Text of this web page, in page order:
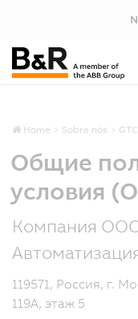
Home Sobre nós GTC
Общие
условия
Компания
119571, Россия, г.
119А, этаж 5